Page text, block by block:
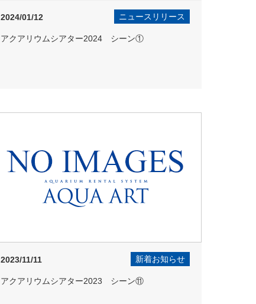
2024/01/12 ニュースリリース
アクアリウムシアター2024 シーン①
2023/11/11 新着お知らせ
アクアリウムシアター2023 シーン⑪